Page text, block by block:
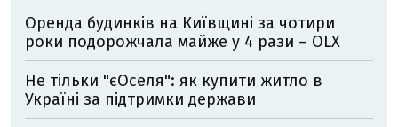
Оренда будинків на Київщині за чотири
роки подорожчала майже у 4 рази – OLX
Не тільки "єОселя": як купити житло в
Україні за підтримки держави